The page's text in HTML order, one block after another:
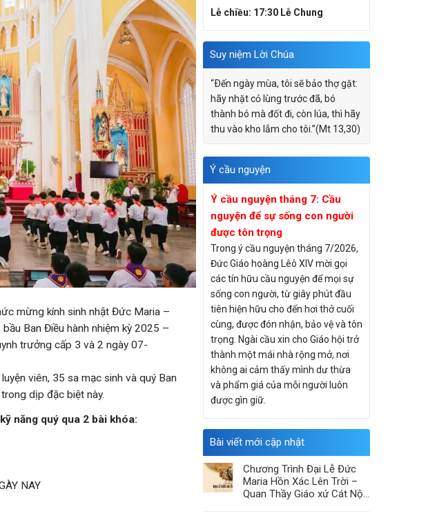
mừng kính sinh nhật Đức Maria –
Ban Điều hành nhiệm kỳ 2025 –
trưởng cấp 3 và 2 ngày 07-
viên, 35 sa mạc sinh và quý Ban
dịp đặc biệt này.
năng quý qua 2 bài khóa:
NAY
Lễ chiều: 17:30 Lễ Chung
Suy niệm Lời Chúa
“Ðến ngày mùa, tôi sẽ bảo thợ gặt:
hãy nhặt cỏ lùng trước đã, bó
thành bó mà đốt đi, còn lúa, thì hãy
thu vào kho lẫm cho tôi.”(Mt 13,30)
Ý cầu nguyện
Ý cầu nguyện tháng 7: Cầu
nguyện để sự sống con người
được tôn trọng
Trong ý cầu nguyện tháng 7/2026,
Đức Giáo hoàng Lêô XIV mời gọi
các tín hữu cầu nguyện để mọi sự
sống con người, từ giây phút đầu
tiên hiện hữu cho đến hơi thở cuối
cùng, được đón nhận, bảo vệ và tôn
trọng. Ngài cầu xin cho Giáo hội trở
thành một mái nhà rộng mở, nơi
không ai cảm thấy mình dư thừa
và phẩm giá của mỗi người luôn
được gìn giữ.
Bài viết mới cập nhật
Chương Trình Đại Lễ Đức
Maria Hồn Xác Lên Trời –
Quan Thầy Giáo xứ Cát Nội